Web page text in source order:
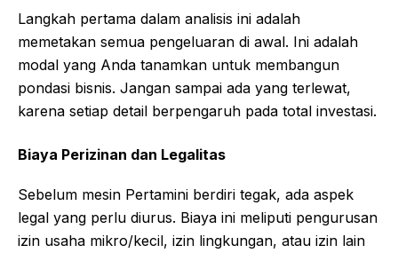
Langkah pertama dalam analisis ini adalah
memetakan semua pengeluaran di awal. Ini adalah
modal yang Anda tanamkan untuk membangun
pondasi bisnis. Jangan sampai ada yang terlewat,
karena setiap detail berpengaruh pada total investasi.
Biaya Perizinan dan Legalitas
Sebelum mesin Pertamini berdiri tegak, ada aspek
legal yang perlu diurus. Biaya ini meliputi pengurusan
izin usaha mikro/kecil, izin lingkungan, atau izin lain